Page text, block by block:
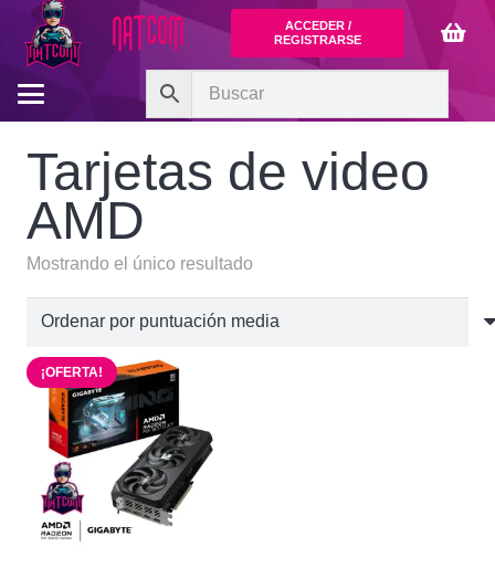
ACCEDER /
REGISTRARSE
Tarjetas de video
AMD
Mostrando el único resultado
¡OFERTA!